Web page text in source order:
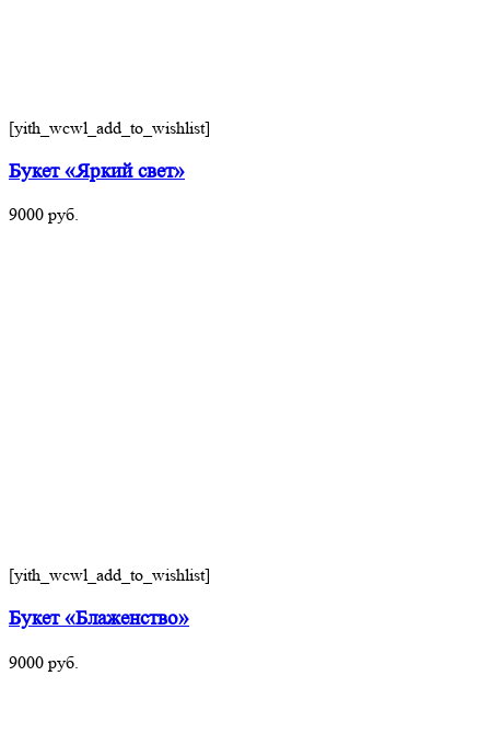
[yith_wcwl_add_to_wishlist]
Букет «Яркий свет»
9000 руб.
[yith_wcwl_add_to_wishlist]
Букет «Блаженство»
9000 руб.